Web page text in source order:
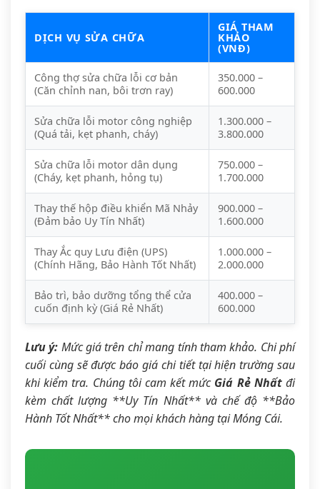
DỊCH VỤ SỬA CHỮA
GIÁ THAM
KHẢO
(VNĐ)
Công thợ sửa chữa lỗi cơ bản
(Căn chỉnh nan, bôi trơn ray)
350.000 –
600.000
Sửa chữa lỗi motor công nghiệp
(Quá tải, kẹt phanh, cháy)
1.300.000 –
3.800.000
Sửa chữa lỗi motor dân dụng
(Cháy, kẹt phanh, hỏng tụ)
750.000 –
1.700.000
Thay thế hộp điều khiển Mã Nhảy
(Đảm bảo Uy Tín Nhất)
900.000 –
1.600.000
Thay Ắc quy Lưu điện (UPS)
(Chính Hãng, Bảo Hành Tốt Nhất)
1.000.000 –
2.000.000
Bảo trì, bảo dưỡng tổng thể cửa
cuốn định kỳ (Giá Rẻ Nhất)
400.000 –
600.000
Lưu ý: Mức giá trên chỉ mang tính tham khảo. Chi phí
cuối cùng sẽ được báo giá chi tiết tại hiện trường sau
khi kiểm tra. Chúng tôi cam kết mức Giá Rẻ Nhấtđi
kèm chất lượng **Uy Tín Nhất** và chế độ **Bảo
Hành Tốt Nhất** cho mọi khách hàng tại Móng Cái.